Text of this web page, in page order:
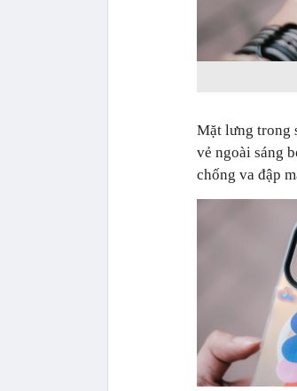
Mặt lưng trong
vẻ ngoài sáng
chống va đập